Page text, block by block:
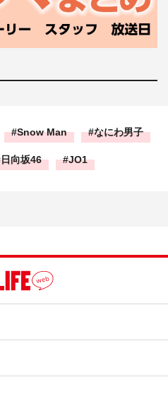
Snow Man なにわ男子
日向坂46 JO1